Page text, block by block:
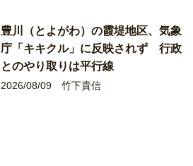
豊川（とよがわ）の霞堤地区、気象
庁「キキクル」に反映されず 行政
とのやり取りは平行線
2026/08/09 竹下貴信